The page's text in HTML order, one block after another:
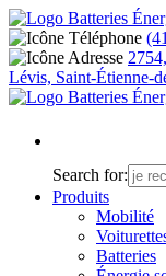
Lévis, Saint-Étienne-
Search for:
Produits
Mobilité
Batteries